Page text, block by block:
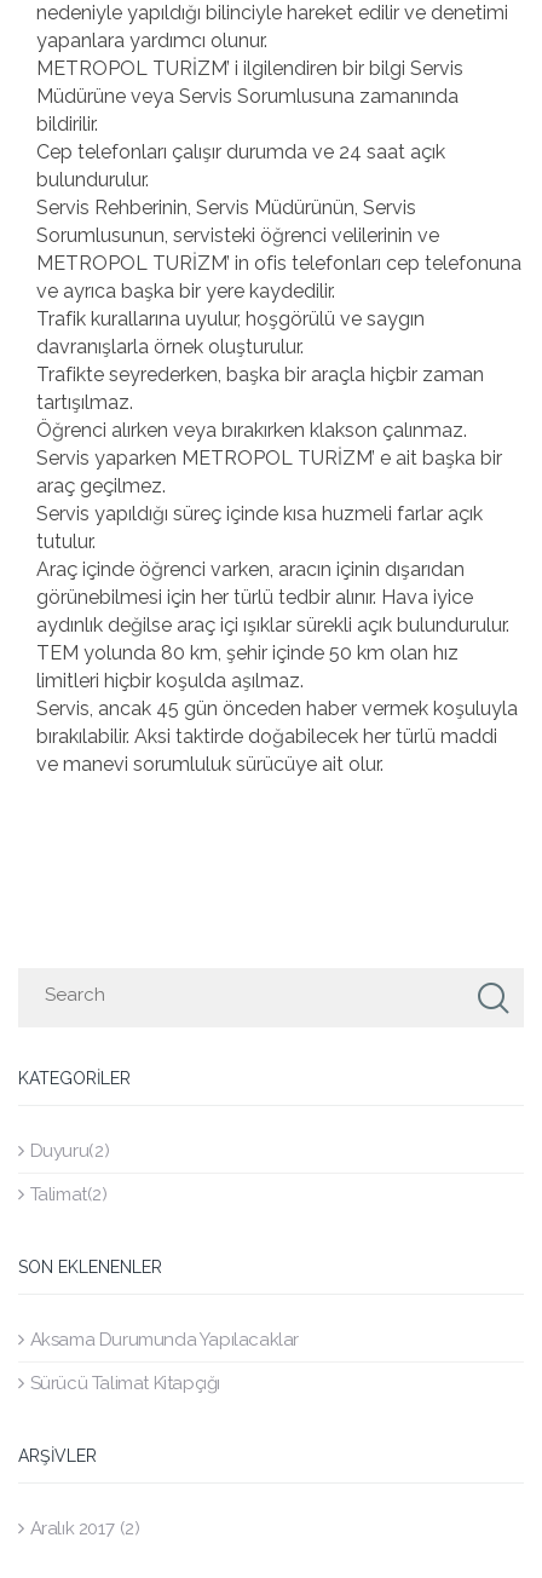
nedeniyle yapıldığı bilinciyle hareket edilir ve denetimi
yapanlara yardımcı olunur.
METROPOL TURİZM’ i ilgilendiren bir bilgi Servis
Müdürüne veya Servis Sorumlusuna zamanında
bildirilir.
Cep telefonları çalışır durumda ve 24 saat açık
bulundurulur.
Servis Rehberinin, Servis Müdürünün, Servis
Sorumlusunun, servisteki öğrenci velilerinin ve
METROPOL TURİZM’ in ofis telefonları cep telefonuna
ve ayrıca başka bir yere kaydedilir.
Trafik kurallarına uyulur, hoşgörülü ve saygın
davranışlarla örnek oluşturulur.
Trafikte seyrederken, başka bir araçla hiçbir zaman
tartışılmaz.
Öğrenci alırken veya bırakırken klakson çalınmaz.
Servis yaparken METROPOL TURİZM’ e ait başka bir
araç geçilmez.
Servis yapıldığı süreç içinde kısa huzmeli farlar açık
tutulur.
Araç içinde öğrenci varken, aracın içinin dışarıdan
görünebilmesi için her türlü tedbir alınır. Hava iyice
aydınlık değilse araç içi ışıklar sürekli açık bulundurulur.
TEM yolunda 80 km, şehir içinde 50 km olan hız
limitleri hiçbir koşulda aşılmaz.
Servis, ancak 45 gün önceden haber vermek koşuluyla
bırakılabilir. Aksi taktirde doğabilecek her türlü maddi
ve manevi sorumluluk sürücüye ait olur.
KATEGORILER
Duyuru(2)
Talimat(2)
SON EKLENENLER
Aksama Durumunda Yapılacaklar
Sürücü Talimat Kitapçığı
ARŞIVLER
Aralık 2017(2)